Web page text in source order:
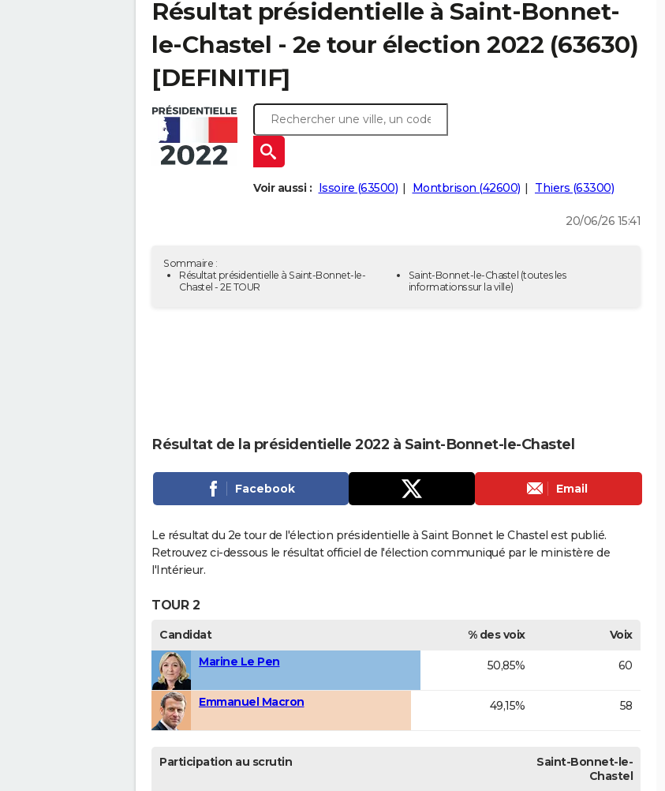
Résultat présidentielle à Saint-Bonnet-
le-Chastel - 2e tour élection 2022 (63630)
[DEFINITIF]
Voir aussi : Issoire (63500) Montbrison (42600) Thiers (63300)
20/06/26 15:41
Sommaire :
Résultat présidentielle à Saint-Bonnet-le-
Chastel - 2E TOUR
Saint-Bonnet-le-Chastel (toutes les
informations sur la ville)
Résultat de la présidentielle 2022 à Saint-Bonnet-le-Chastel
Facebook Email
Le résultat du 2e tour de l'élection présidentielle à Saint Bonnet le Chastel est publié.
Retrouvez ci-dessous le résultat officiel de l'élection communiqué par le ministère de
l'Intérieur.
TOUR 2
Candidat % des voix
Voix
Marine Le Pen
50,85% 60
Emmanuel Macron 49,15% 58
Participation au scrutin
Saint-Bonnet-le-
Chastel